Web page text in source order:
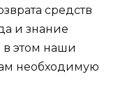
средств
и знание
этом наши
необходимую